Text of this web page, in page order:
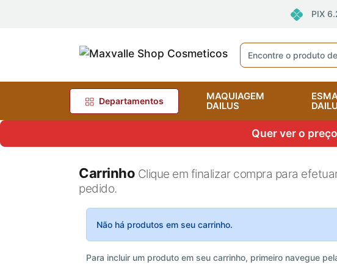
PIX
Departamentos
MAQUIAGEM
DAILUS
Quer ver o
Carrinho Clique em finalizar compra para
pedido.
Não há produtos em seu carrinho.
Para incluir um produto em seu carrinho, primeiro navegue